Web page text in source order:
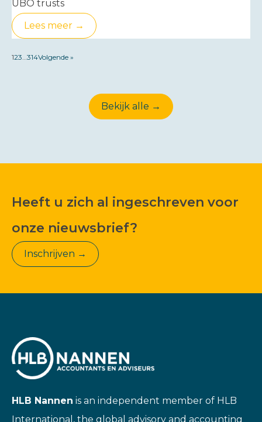
UBO trusts
Lees meer →
123 314Volgende »
Bekijk alle →
Heeft u zich al ingeschreven voor
onze nieuwsbrief?
Inschrijven →
HLB Nannen is an independent member of HLB
International, the global advisory and accounting